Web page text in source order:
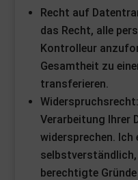
Recht auf
das Recht, alle
Kontrolleur
Gesamtheit zu
transferieren.
Verarbeitung Ihrer
widersprechen. Ich
berechtigte